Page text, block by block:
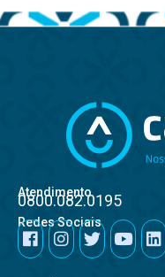
Atendimento
0800.082.0195
Redes Sociais